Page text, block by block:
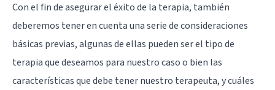
Con el fin de asegurar el éxito de la terapia, también
deberemos tener en cuenta una serie de consideraciones
básicas previas, algunas de ellas pueden ser el tipo de
terapia que deseamos para nuestro caso o bien las
características que debe tener nuestro terapeuta, y cuáles